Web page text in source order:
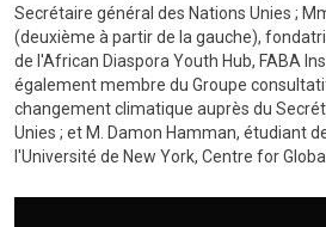
Secrétaire général des Nations Unies ;
(deuxième à partir de la gauche),
de l'African Diaspora Youth Hub, FABA
également membre du Groupe
changement climatique auprès du
Unies ; et M. Damon Hamman, étudiant
l'Université de New York, Centre for